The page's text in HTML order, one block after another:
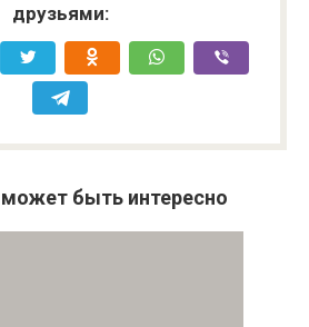
друзьями:
быть интересно